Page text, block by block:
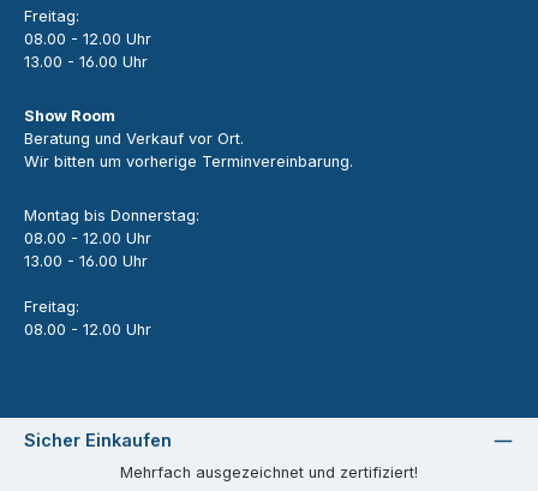
Freitag:
08.00 - 12.00 Uhr
13.00 - 16.00 Uhr
Show Room
Beratung und Verkauf vor Ort.
Wir bitten um vorherige Terminvereinbarung.
Montag bis Donnerstag:
08.00 - 12.00 Uhr
13.00 - 16.00 Uhr
Freitag:
08.00 - 12.00 Uhr
Sicher Einkaufen
Mehrfach ausgezeichnet und zertifiziert!